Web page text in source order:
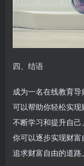
四、结语
成为一名在线教育
可以帮助你轻松实现
不断学习和提升自己
你可以逐步实现财
追求财富自由的道路